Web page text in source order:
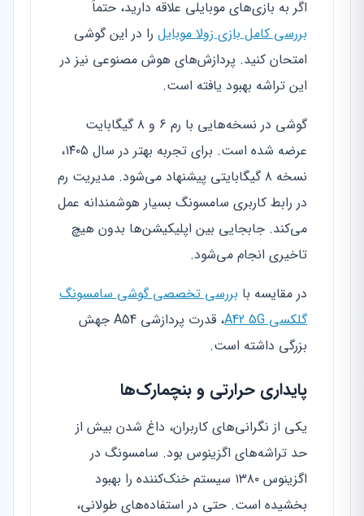
اگر به بازی‌های موبایلی علاقه دارید، حتماً
بررسی کامل بازی زولا موبایل را در این گوشی
امتحان کنید. پردازش‌های هوش مصنوعی نیز در
این تراشه بهبود یافته است.
گوشی در نسخه‌هایی با رم ۶ و ۸ گیگابایت
عرضه شده است. برای تجربه بهتر در سال ۱۴۰۵،
نسخه ۸ گیگابایتی پیشنهاد می‌شود. مدیریت رم
در رابط کاربری سامسونگ بسیار هوشمندانه عمل
می‌کند. جابجایی بین اپلیکیشن‌ها بدون هیچ
تاخیری انجام می‌شود.
در مقایسه با بررسی تخصصی گوشی سامسونگ
گلکسی A42 5G
، قدرت پردازشی A54 جهش
بزرگی داشته است.
پایداری حرارتی و بنچمارک‌ها
یکی از نگرانی‌های کاربران، داغ شدن بیش از
حد تراشه‌های اگزینوس بود. سامسونگ در
اگزینوس ۱۳۸۰ سیستم خنک‌کننده را بهبود
بخشیده است. حتی در استفاده‌های طولانی،